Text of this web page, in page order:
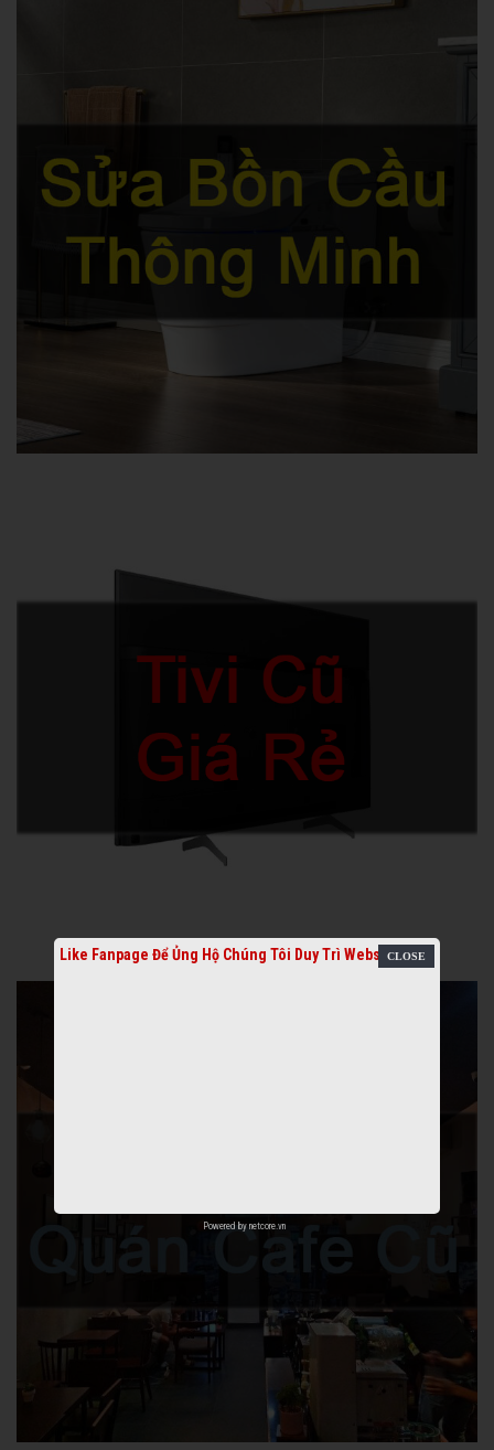
Like Fanpage Để Ủng Hộ Chúng Tôi Duy Trì Website
Powered by netcore.vn